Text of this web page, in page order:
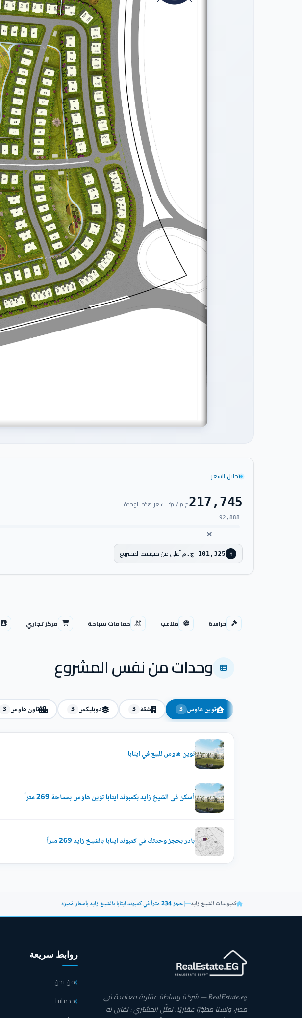
تحليل السعر
217,745ج.م / م² · سعر هذه الوحدة
92,888
↑ 101,325 ج.م أعلى من متوسط المشروع
حراسة ملاعب حمامات سباحة مركز تجاري
وحدات من نفس المشروع
توين هاوس 3 شقة 3 دوبليكس 3 تاون هاوس 3
توين هاوس للبيع في ايتابا
أسكن في الشيخ زايد بكمبوند ايتابا توين هاوس بمساحة 269 متراً
بادر بحجز وحدتك في كمبوند ايتابا بالشيخ زايد 269 متراً
كمبوندات الشيخ زايد—إحجز 234 متراً في كمبوند ايتابا بالشيخ زايد بأسعار مُميزة
RealEstate.eg — شركة وساطة عقارية معتمدة في
مصر، ولسنا مطوّرًا عقاريًا. نمثّل المشتري: نقارن له
روابط سريعة
من نحن
خدماتنا